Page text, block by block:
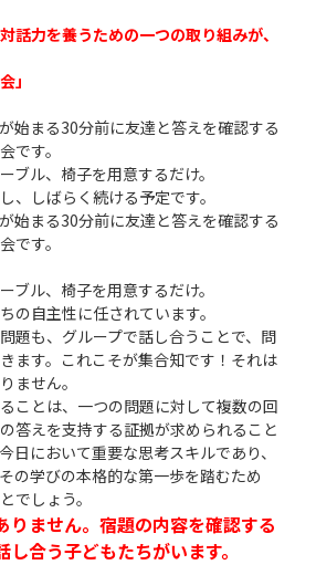
話力を養うための一つの取り組みが、
」
始まる30分前に友達と答えを確認する
です。
ブル、椅子を用意するだけ。
、しばらく続ける予定です。
始まる30分前に友達と答えを確認する
です。
ブル、椅子を用意するだけ。
の自主性に任されています。
題も、グループで話し合うことで、問
ます。これこそが集合知です！それは
ません。
ことは、一つの問題に対して複数の回
答えを支持する証拠が求められること
日において重要な思考スキルであり、
の学びの本格的な第一歩を踏むため
でしょう。
りません。宿題の内容を確認する
合う子どもたちがいます。